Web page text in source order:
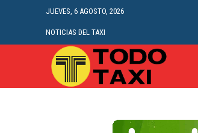
JUEVES, 6 AGOSTO, 2026
NOTICIAS DEL TAXI